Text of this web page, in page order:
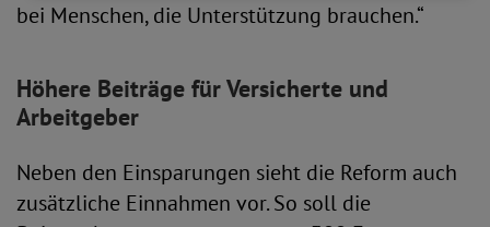
bei Menschen, die Unterstützung brauchen.“
Höhere Beiträge für Versicherte und
Arbeitgeber
Neben den Einsparungen sieht die Reform auch
zusätzliche Einnahmen vor. So soll die